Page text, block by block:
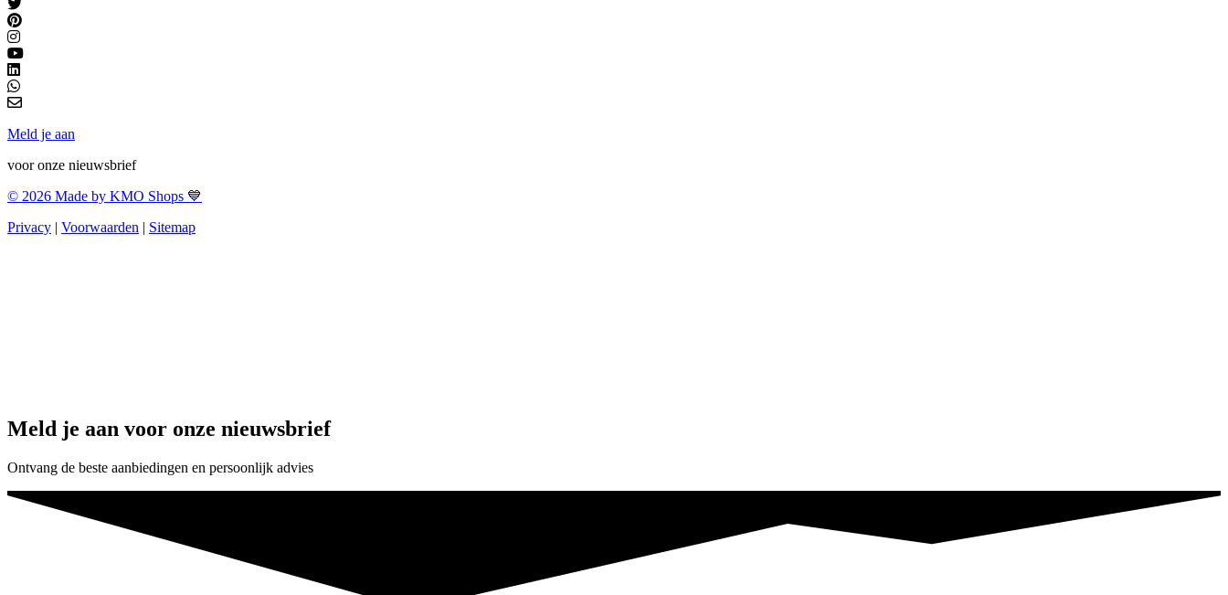
Meld je aan
voor onze nieuwsbrief
© 2026 Made by KMO Shops 💙
Privacy | Voorwaarden | Sitemap
Meld je aan voor onze nieuwsbrief
Ontvang de beste aanbiedingen en persoonlijk advies